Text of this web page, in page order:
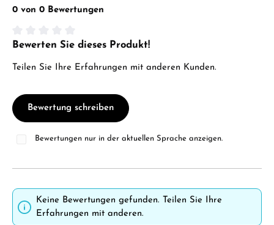
0 von 0 Bewertungen
Durchschnittliche Bewertung von 0 von 5 Sternen
Bewerten Sie dieses Produkt!
Teilen Sie Ihre Erfahrungen mit anderen Kunden.
Bewertung schreiben
Bewertungen nur in der aktuellen Sprache anzeigen.
Keine Bewertungen gefunden. Teilen Sie Ihre
Erfahrungen mit anderen.